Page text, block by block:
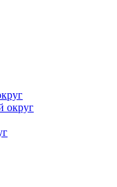
округ